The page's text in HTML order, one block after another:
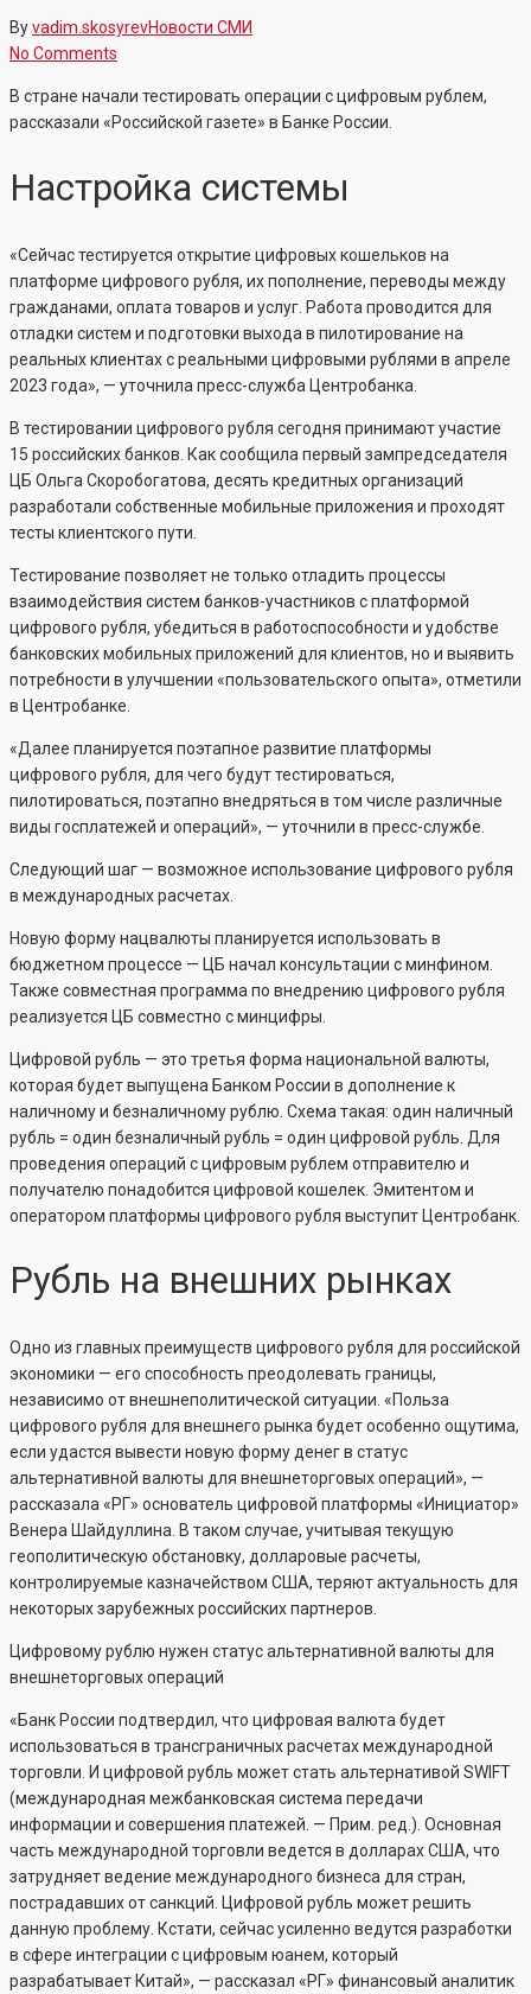
Byvadim.skosyrevНовости СМИ
No Comments
В стране начали тестировать операции с цифровым рублем,
рассказали «Российской газете» в Банке России.
Настройка системы
«Сейчас тестируется открытие цифровых кошельков на
платформе цифрового рубля, их пополнение, переводы между
гражданами, оплата товаров и услуг. Работа проводится для
отладки систем и подготовки выхода в пилотирование на
реальных клиентах с реальными цифровыми рублями в апреле
2023 года», — уточнила пресс-служба Центробанка.
В тестировании цифрового рубля сегодня принимают участие
15 российских банков. Как сообщила первый зампредседателя
ЦБ Ольга Скоробогатова, десять кредитных организаций
разработали собственные мобильные приложения и проходят
тесты клиентского пути.
Тестирование позволяет не только отладить процессы
взаимодействия систем банков-участников с платформой
цифрового рубля, убедиться в работоспособности и удобстве
банковских мобильных приложений для клиентов, но и выявить
потребности в улучшении «пользовательского опыта», отметили
в Центробанке.
«Далее планируется поэтапное развитие платформы
цифрового рубля, для чего будут тестироваться,
пилотироваться, поэтапно внедряться в том числе различные
виды госплатежей и операций», — уточнили в пресс-службе.
Следующий шаг — возможное использование цифрового рубля
в международных расчетах.
Новую форму нацвалюты планируется использовать в
бюджетном процессе — ЦБ начал консультации с минфином.
Также совместная программа по внедрению цифрового рубля
реализуется ЦБ совместно с минцифры.
Цифровой рубль — это третья форма национальной валюты,
которая будет выпущена Банком России в дополнение к
наличному и безналичному рублю. Схема такая: один наличный
рубль = один безналичный рубль = один цифровой рубль. Для
проведения операций с цифровым рублем отправителю и
получателю понадобится цифровой кошелек. Эмитентом и
оператором платформы цифрового рубля выступит Центробанк.
Рубль на внешних рынках
Одно из главных преимуществ цифрового рубля для российской
экономики — его способность преодолевать границы,
независимо от внешнеполитической ситуации. «Польза
цифрового рубля для внешнего рынка будет особенно ощутима,
если удастся вывести новую форму денег в статус
альтернативной валюты для внешнеторговых операций», —
рассказала «РГ» основатель цифровой платформы «Инициатор»
Венера Шайдуллина. В таком случае, учитывая текущую
геополитическую обстановку, долларовые расчеты,
контролируемые казначейством США, теряют актуальность для
некоторых зарубежных российских партнеров.
Цифровому рублю нужен статус альтернативной валюты для
внешнеторговых операций
«Банк России подтвердил, что цифровая валюта будет
использоваться в трансграничных расчетах международной
торговли. И цифровой рубль может стать альтернативой SWIFT
(международная межбанковская система передачи
информации и совершения платежей. — Прим. ред.). Основная
часть международной торговли ведется в долларах США, что
затрудняет ведение международного бизнеса для стран,
пострадавших от санкций. Цифровой рубль может решить
данную проблему. Кстати, сейчас усиленно ведутся разработки
в сфере интеграции с цифровым юанем, который
разрабатывает Китай», — рассказал «РГ» финансовый аналитик